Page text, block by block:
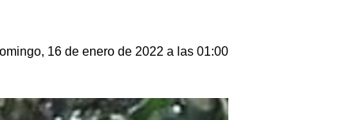
16 de enero de 2022 a las 01:00